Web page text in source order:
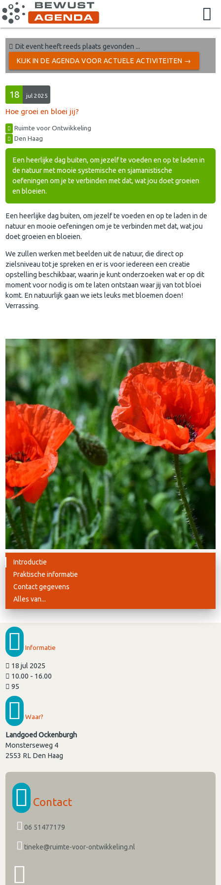
Dit event heeft reeds plaats gevonden ...
KIJK IN DE AGENDA VOOR ACTUELE ACTIVITEITEN →
18 jul 2025
Hoe groei en bloei jij?
Ruimte voor Ontwikkeling
Den Haag
Een heerlijke dag buiten, om jezelf te voeden en op te laden in
de natuur met mooie systemische en sjamanistische
oefeningen om je te verbinden met dat, wat jou doet groeien
en bloeien.
Een heerlijke dag buiten, om jezelf te voeden en op te laden in de
natuur en mooie oefeningen om je te verbinden met dat, wat jou
doet groeien en bloeien.
We zullen werken met beelden uit de natuur, die direct op
zielsniveau tot je spreken en er is voor iedereen een creatie
opstelling beschikbaar, waarin je kunt onderzoeken wat er op dit
moment voor nodig is om te laten ontstaan waar jij van tot bloei
komt. En natuurlijk gaan we iets leuks met bloemen doen!
Verrassing.
Introductie
Praktische informatie
Contact gegevens
Alles van...
Informatie
18 jul 2025
10.00 - 16.00
95
Waar?
Landgoed Ockenburgh
Monsterseweg 4
2553 RL Den Haag
Contact
06 51477179
tineke@ruimte-voor-ontwikkeling.nl